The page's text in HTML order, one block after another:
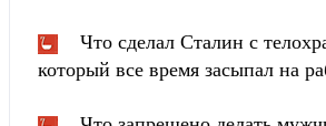
Что сделал Сталин с
который все время засыпал на